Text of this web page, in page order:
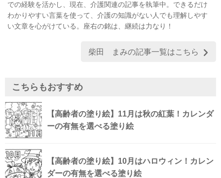
での経験を活かし、現在、介護関連の記事を執筆中。できるだけ
わかりやすい言葉を使って、介護の知識がない人でも理解しやす
い文章を心がけている。座右の銘は、継続は力なり！
柴田 まみの記事一覧はこちら
こちらもおすすめ
【高齢者の塗り絵】11月は秋の紅葉！カレンダ
ーの有無を選べる塗り絵
【高齢者の塗り絵】10月はハロウィン！カレン
ダーの有無を選べる塗り絵